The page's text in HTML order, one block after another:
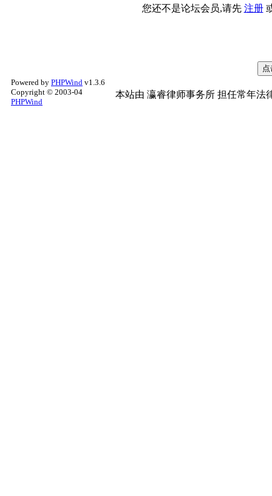
您还不是论坛会员,请先 注册
Powered by PHPWind v1.3.6
Copyright © 2003-04
PHPWind
本站由 瀛睿律师事务所 担任常年法